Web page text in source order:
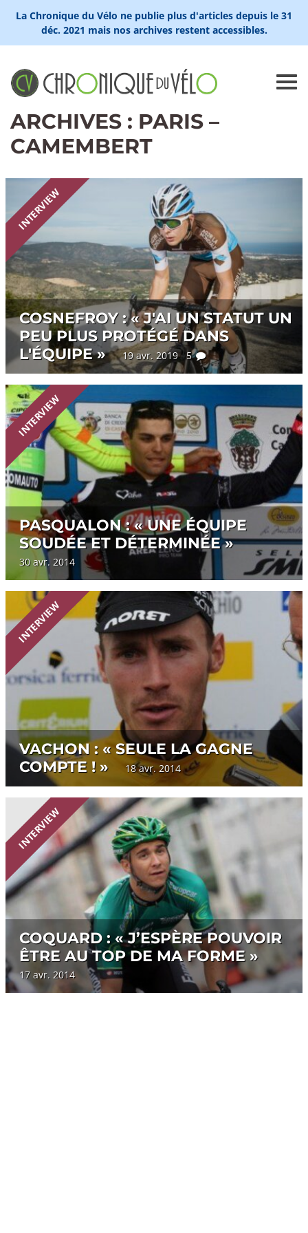
La Chronique du Vélo ne publie plus d'articles depuis le 31
déc. 2021 mais nos archives restent accessibles.
ARCHIVES : PARIS –
CAMEMBERT
INTERVIEW
COSNEFROY : « J'AI UN STATUT UN
PEU PLUS PROTÉGÉ DANS
L'ÉQUIPE »
19 avr. 2019 5
INTERVIEW
PASQUALON : « UNE ÉQUIPE
SOUDÉE ET DÉTERMINÉE »
30 avr. 2014
INTERVIEW
VACHON : « SEULE LA GAGNE
COMPTE ! »
18 avr. 2014
INTERVIEW
COQUARD : « J’ESPÈRE POUVOIR
ÊTRE AU TOP DE MA FORME »
17 avr. 2014